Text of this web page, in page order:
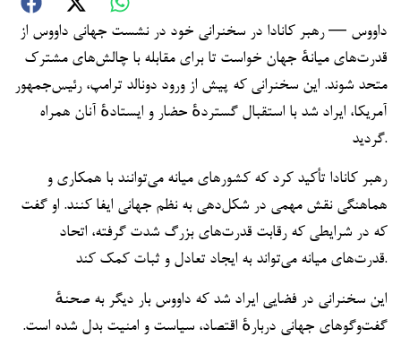
داووس — رهبر کانادا در سخنرانی خود در نشست جهانی داووس از
قدرت‌های میانهٔ جهان خواست تا برای مقابله با چالش‌های مشترک
متحد شوند. این سخنرانی که پیش از ورود دونالد ترامپ، رئیس‌جمهور
آمریکا، ایراد شد با استقبال گستردهٔ حضار و ایستادهٔ آنان همراه
گردید.
رهبر کانادا تأکید کرد که کشورهای میانه می‌توانند با همکاری و
هماهنگی نقش مهمی در شکل‌دهی به نظم جهانی ایفا کنند. او گفت
که در شرایطی که رقابت قدرت‌های بزرگ شدت گرفته، اتحاد
قدرت‌های میانه می‌تواند به ایجاد تعادل و ثبات کمک کند.
این سخنرانی در فضایی ایراد شد که داووس بار دیگر به صحنهٔ
گفت‌وگوهای جهانی دربارهٔ اقتصاد، سیاست و امنیت بدل شده است.